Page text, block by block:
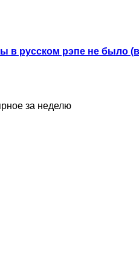
в русском рэпе не было
за неделю